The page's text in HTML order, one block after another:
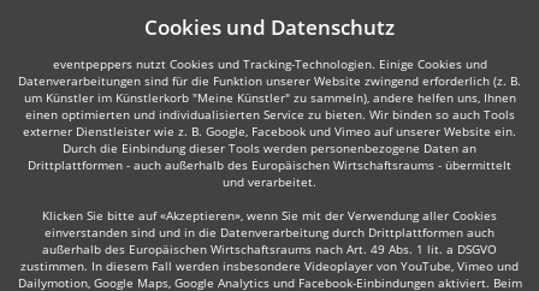
Cookies und Datenschutz
eventpeppers nutzt Cookies und Tracking-Technologien. Einige Cookies und
Datenverarbeitungen sind für die Funktion unserer Website zwingend erforderlich (z. B.
um Künstler im Künstlerkorb "Meine Künstler" zu sammeln), andere helfen uns, Ihnen
einen optimierten und individualisierten Service zu bieten. Wir binden so auch Tools
externer Dienstleister wie z. B. Google, Facebook und Vimeo auf unserer Website ein.
Durch die Einbindung dieser Tools werden personenbezogene Daten an
Drittplattformen - auch außerhalb des Europäischen Wirtschaftsraums - übermittelt
und verarbeitet.
Klicken Sie bitte auf «Akzeptieren», wenn Sie mit der Verwendung aller Cookies
einverstanden sind und in die Datenverarbeitung durch Drittplattformen auch
außerhalb des Europäischen Wirtschaftsraums nach Art. 49 Abs. 1 lit. a DSGVO
zustimmen. In diesem Fall werden insbesondere Videoplayer von YouTube, Vimeo und
Dailymotion, Google Maps, Google Analytics und Facebook-Einbindungen aktiviert. Beim